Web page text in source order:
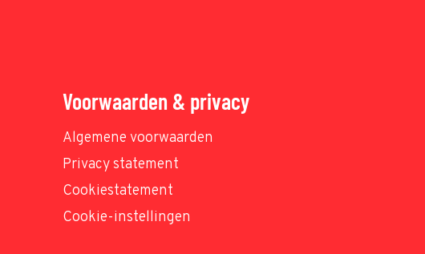
Voorwaarden & privacy
Algemene voorwaarden
Privacy statement
Cookiestatement
Cookie-instellingen